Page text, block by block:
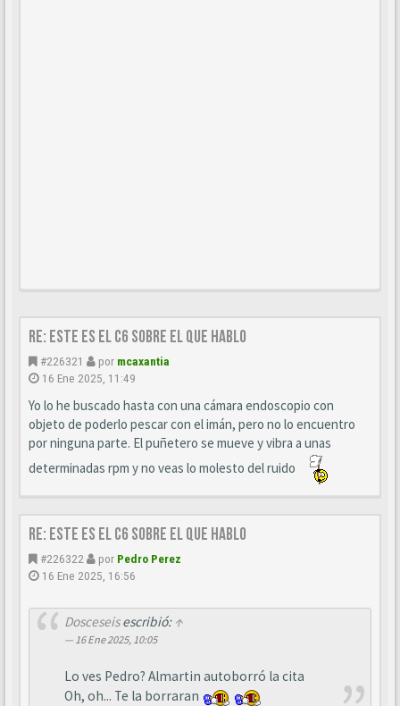
Re: este es el c6 sobre el que hablo
#226321 por mcaxantia
16 Ene 2025, 11:49
Yo lo he buscado hasta con una cámara endoscopio con
objeto de poderlo pescar con el imán, pero no lo encuentro
por ninguna parte. El puñetero se mueve y vibra a unas
determinadas rpm y no veas lo molesto del ruido
Re: este es el c6 sobre el que hablo
#226322 por Pedro Perez
16 Ene 2025, 16:56
Dosceseisescribió: ↑
16 Ene 2025, 10:05
Lo ves Pedro? Almartin autoborró la cita
Oh, oh... Te la borraran